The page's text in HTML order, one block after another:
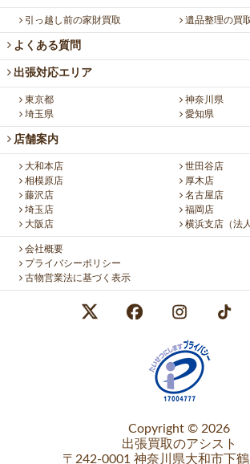
引っ越し前の家財買取 遺品整理の買
よくある質問
出張対応エリア
東京都
神奈川県
埼玉県
愛知県
店舗案内
大和本店
世田谷店
相模原店
厚木店
藤沢店
名古屋店
埼玉店
福岡店
大阪店
横浜支店（法
会社概要
プライバシーポリシー
古物営業法に基づく表示
Copyright © 2026
出張買取のアシスト
〒242-0001 神奈川県大和市下